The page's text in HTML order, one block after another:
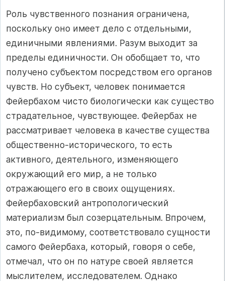
Роль чувственного познания ограничена,
поскольку оно имеет дело с отдельными,
единичными явлениями. Разум выходит за
пределы единичности. Он обобщает то, что
получено субъектом посредством его органов
чувств. Но субъект, человек понимается
Фейербахом чисто биологически как существо
страдательное, чувствующее. Фейербах не
рассматривает человека в качестве существа
общественно-исторического, то есть
активного, деятельного, изменяющего
окружающий его мир, а не только
отражающего его в своих ощущениях.
Фейербаховский антропологический
материализм был созерцательным. Впрочем,
это, по-видимому, соответствовало сущности
самого Фейербаха, который, говоря о себе,
отмечал, что он по натуре своей является
мыслителем, исследователем. Однако